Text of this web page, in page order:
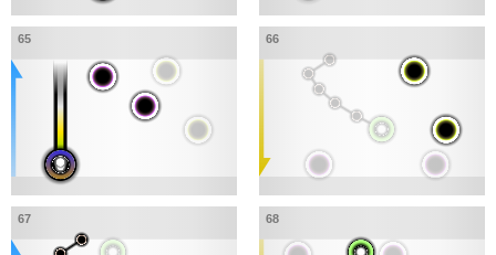
65 66
67 68